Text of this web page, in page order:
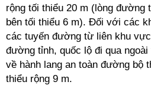
rộng tối thiểu 20 m (lòng đường
bên tối thiểu 6 m). Đối với các
các tuyến đường từ liên khu
đường tỉnh, quốc lộ đi qua
về hành lang an toàn đường bộ
thiểu rộng 9 m.